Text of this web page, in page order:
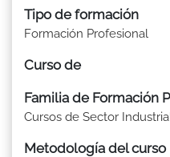
Tipo de formación
Formación Profesional
Curso de
Familia de Formación
Cursos de Sector
Metodología del curso